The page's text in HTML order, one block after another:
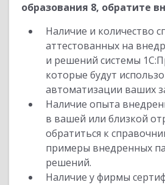
образования 8, обратите
Наличие и количество
аттестованных на
и решений системы
которые будут
автоматизации ваших
Наличие опыта
в вашей или близкой
обратиться к
примеры внедренных
решений.
Наличие у фирмы